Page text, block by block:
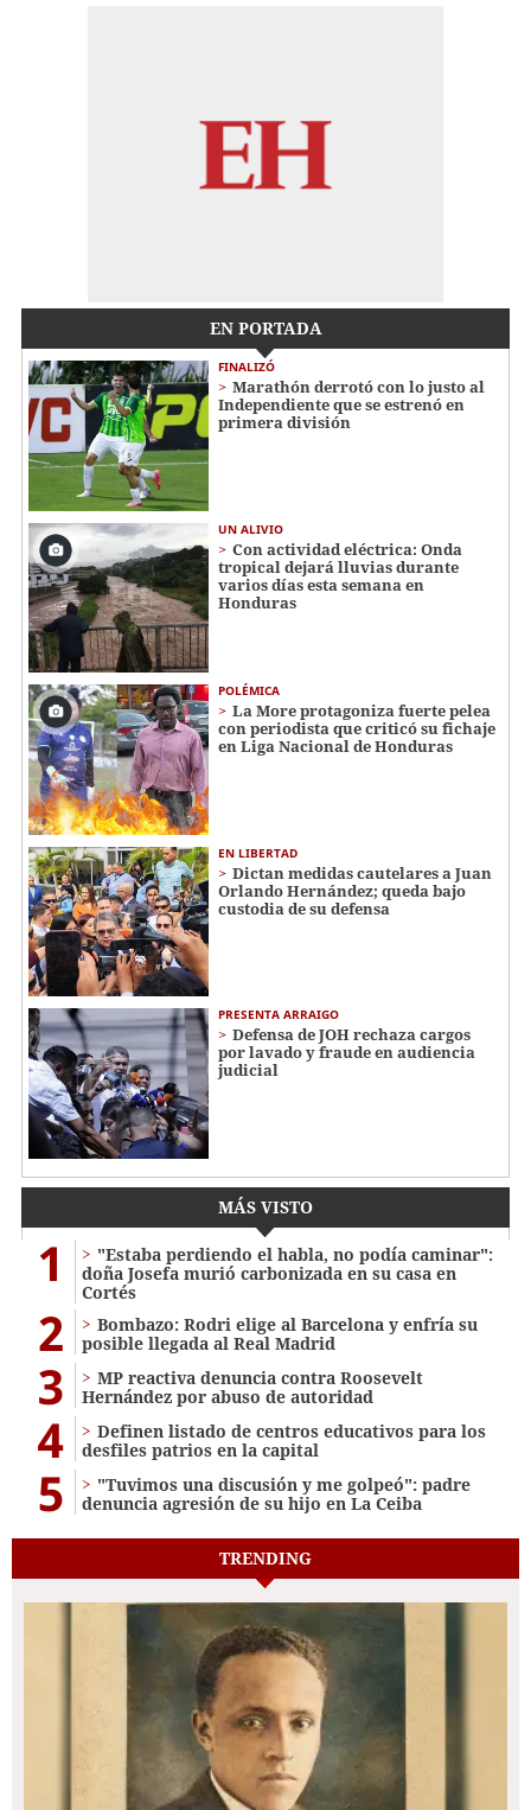
EN PORTADA
FINALIZÓ
Marathón derrotó con lo justo al
Independiente que se estrenó en
primera división
UN ALIVIO
Con actividad eléctrica: Onda
tropical dejará lluvias durante
varios días esta semana en
Honduras
POLÉMICA
La More protagoniza fuerte pelea
con periodista que criticó su fichaje
en Liga Nacional de Honduras
EN LIBERTAD
Dictan medidas cautelares a Juan
Orlando Hernández; queda bajo
custodia de su defensa
PRESENTA ARRAIGO
Defensa de JOH rechaza cargos
por lavado y fraude en audiencia
judicial
MÁS VISTO
1
"Estaba perdiendo el habla, no podía caminar":
doña Josefa murió carbonizada en su casa en
Cortés
2
Bombazo: Rodri elige al Barcelona y enfría su
posible llegada al Real Madrid
3
MP reactiva denuncia contra Roosevelt
Hernández por abuso de autoridad
4
Definen listado de centros educativos para los
desfiles patrios en la capital
5
"Tuvimos una discusión y me golpeó": padre
denuncia agresión de su hijo en La Ceiba
TRENDING